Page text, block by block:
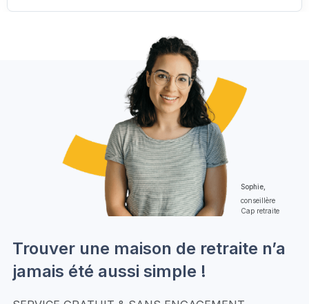
Sophie,
conseillère
Cap retraite
Trouver une maison de retraite n’a
jamais été aussi simple !